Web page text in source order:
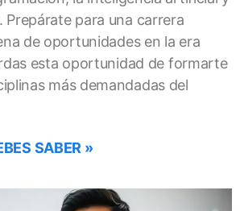
Prepárate para una carrera
de oportunidades en la era
esta oportunidad de formarte
más demandadas del
SABER »